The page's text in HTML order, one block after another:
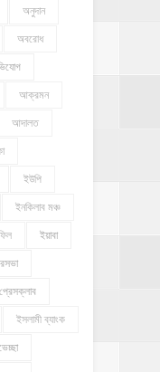
অনুদান
অবরোধ
আক্রমন
আদালত
ইউপি
ইনকিলাব মঞ্চ
ইয়াবা
ইসলামী ব্যাংক